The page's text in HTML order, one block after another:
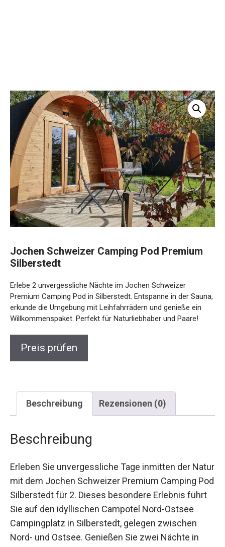
Jochen Schweizer Camping Pod Premium
Silberstedt
Erlebe 2 unvergessliche Nächte im Jochen Schweizer
Premium Camping Pod in Silberstedt. Entspanne in der
Sauna, erkunde die Umgebung mit Leihfahrrädern und
genieße ein Willkommenspaket. Perfekt für Naturliebhaber
Preis prüfen
Beschreibung Rezensionen (0)
Beschreibung
Erleben Sie unvergessliche Tage inmitten der
Natur mit dem Jochen Schweizer Premium
Camping Pod Silberstedt für 2. Dieses besondere
Erlebnis führt Sie auf den idyllischen Campotel
Nord-Ostsee Campingplatz in Silberstedt,
gelegen zwischen Nord- und Ostsee. Genießen